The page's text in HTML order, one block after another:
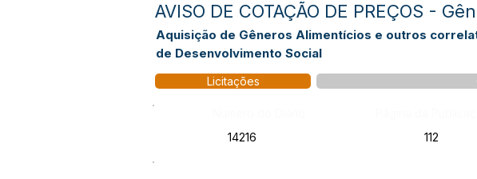
AVISO DE COTAÇÃO DE PREÇOS -
Aquisição de Gêneros Alimentícios e outros
de Desenvolvimento Social
Licitações
14216
112